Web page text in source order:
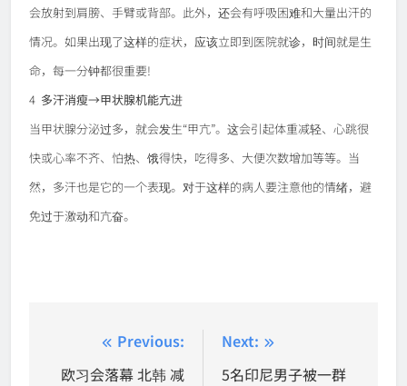
会放射到肩膀、手臂或背部。此外，还会有呼吸困难和大量出汗的
情况。如果出现了这样的症状，应该立即到医院就诊，时间就是生
命，每一分钟都很重要!
4 多汗消瘦→甲状腺机能亢进
当甲状腺分泌过多，就会发生“甲亢”。这会引起体重减轻、心跳很
快或心率不齐、怕热、饿得快，吃得多、大便次数增加等等。当
然，多汗也是它的一个表现。对于这样的病人要注意他的情绪，避
免过于激动和亢奋。
navigation
Previous:
欧习会落幕 北韩 减
Next:
5名印尼男子被一群